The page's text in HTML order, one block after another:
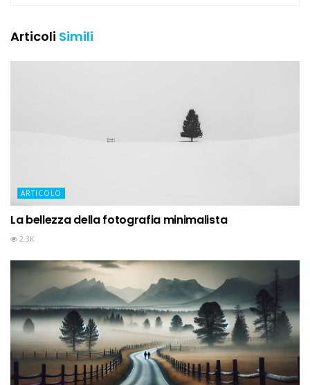
Articoli Simili
ARTICOLO
La bellezza della fotografia minimalista
2.3K